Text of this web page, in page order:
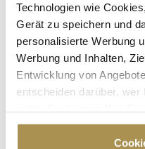
Technologien wie
Gerät zu speichern und
personalisierte Werbung
Werbung und Inhalten,
Entwicklung von
entscheiden darüber,
Cookie-Erklärung oder
Trigger Symbol ändern
* Pflichtfelder.
LEADERSNET.TV